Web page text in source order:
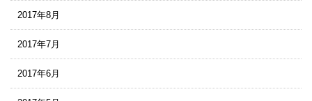
2017年8月
2017年7月
2017年6月